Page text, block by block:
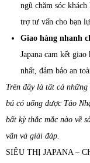
ngũ chăm sóc
trợ tư vấn cho bạn
Giao hàng nhanh
Japana cam kết
nhất, đảm bảo an
Trên đây là tất cả
bú có uống được Tảo
bất kỳ thắc mắc nào về
vấn và giải đáp.
SIÊU THỊ JAPANA –